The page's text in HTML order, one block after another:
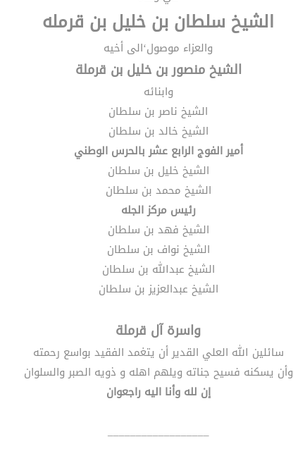
الشيخ سلطان بن خليل بن قرمله
والعزاء موصول‘الى أخيه
الشيخ منصور بن خليل بن قرملة
وابنائه
الشيخ ناصر بن سلطان
الشيخ خالد بن سلطان
أمير الفوج الرابع عشر بالحرس الوطني
الشيخ خليل بن سلطان
الشيخ محمد بن سلطان
رئيس مركز الجله
الشيخ فهد بن سلطان
الشيخ نواف بن سلطان
الشيخ عبدالله بن سلطان
الشيخ عبدالعزيز بن سلطان
واسرة آل قرملة
سائلين الله العلي القدير أن يتغمد الفقيد بواسع رحمته
وأن يسكنه فسيح جناته ويلهم اهله و ذويه الصبر والسلوان
إن لله وأنا اليه راجعوان
__________________